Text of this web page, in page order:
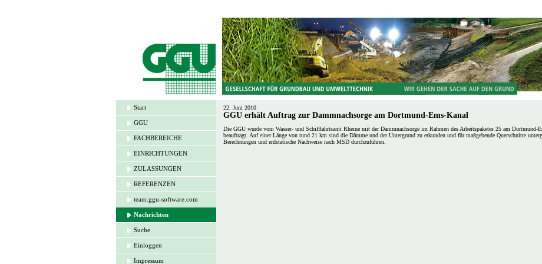
Start
GGU
FACHBEREICHE
EINRICHTUNGEN
ZULASSUNGEN
REFERENZEN
team.ggu-software.com
Nachrichten
Suche
Einloggen
Impressum
22. Juni 2010
GGU erhält Auftrag zur Dammnachsorge am Dortmund-Ems-Kanal
Die GGU wurde vom Wasser- und Schifffahrtsamt Rheine mit der Dammnachsorge im Rahmen des Arbeitspaketes 25 am Dortmund-
beauftragt. Auf einer Länge von rund 21 km sind die Dämme und der Untergrund zu erkunden und für maßgebende Querschnitte
Berechnungen und erdstatische Nachweise nach MSD durchzuführen.